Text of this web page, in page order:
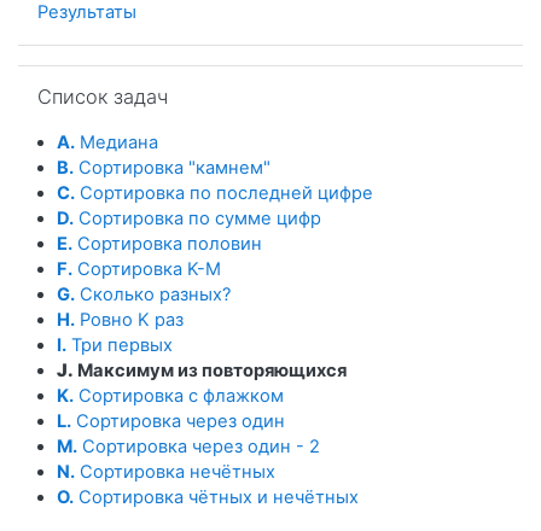
Результаты
Список задач
A. Медиана
B. Сортировка "камнем"
C. Сортировка по последней цифре
D. Сортировка по сумме цифр
E. Сортировка половин
F. Сортировка K-M
G. Сколько разных?
H. Ровно K раз
I. Три первых
J. Максимум из повторяющихся
K. Сортировка с флажком
L. Сортировка через один
M. Сортировка через один - 2
N. Сортировка нечётных
O. Сортировка чётных и нечётных